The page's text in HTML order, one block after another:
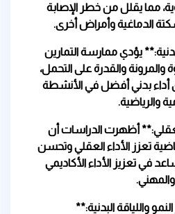
مما يقلل من خطر الإصابة
الدماغية وأمراض أخرى.
يؤدي ممارسة التمارين
والمرونة والقدرة على التحمل،
أداء بدني أفضل في الأنشطة
والرياضية.
أظهرت الدراسات أن
تعزز الأداء العقلي وتحسن
في تعزيز الأداء الأكاديمي
والمهني.
واللياقة البدنية:**